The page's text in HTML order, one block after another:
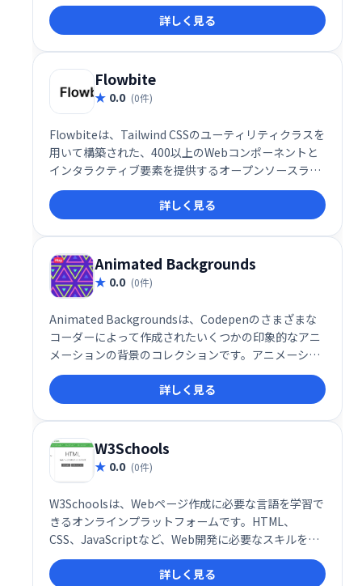
どを簡単に作成できます。無料のクラウドストレージ
も提供。複雑なグラデーションも手軽にデザインで
き、Webデザインやイラスト制作を効率化します。
詳しく見る
Flowbite
0.0 (0件)
Flowbiteは、Tailwind CSSのユーティリティクラスを
用いて構築された、400以上のWebコンポーネントと
インタラクティブ要素を提供するオープンソースライ
ブラリです。豊富なUIコンポーネントにより、迅速か
つ効率的なWeb開発を実現します。すぐに使える高品
質な要素で、開発時間を大幅に削減できます。
詳しく見る
Animated Backgrounds
0.0 (0件)
Animated Backgroundsは、Codepenのさまざまな
コーダーによって作成されたいくつかの印象的なアニ
メーションの背景のコレクションです。アニメーショ
ン背景を使用すると、ウェブサイトやブログにシンプ
ルで美しい背景アニメーションを簡単に設定できま
す。
詳しく見る
W3Schools
0.0 (0件)
W3Schoolsは、Webページ作成に必要な言語を学習で
きるオンラインプラットフォームです。HTML、
CSS、JavaScriptなど、Web開発に必要なスキルを段
階的に習得できます。初心者から上級者まで、豊富な
チュートリアルとリファレンスで、Web開発の知識を
詳しく見る